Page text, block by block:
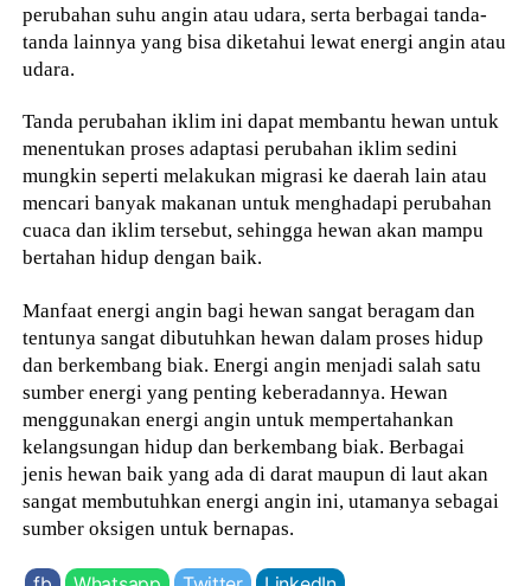
perubahan suhu angin atau udara, serta berbagai tanda-
tanda lainnya yang bisa diketahui lewat energi angin atau
udara.
Tanda perubahan iklim ini dapat membantu hewan untuk
menentukan proses adaptasi perubahan iklim sedini
mungkin seperti melakukan migrasi ke daerah lain atau
mencari banyak makanan untuk menghadapi perubahan
cuaca dan iklim tersebut, sehingga hewan akan mampu
bertahan hidup dengan baik.
Manfaat energi angin bagi hewan sangat beragam dan
tentunya sangat dibutuhkan hewan dalam proses hidup
dan berkembang biak. Energi angin menjadi salah satu
sumber energi yang penting keberadannya. Hewan
menggunakan energi angin untuk mempertahankan
kelangsungan hidup dan berkembang biak. Berbagai
jenis hewan baik yang ada di darat maupun di laut akan
sangat membutuhkan energi angin ini, utamanya sebagai
sumber oksigen untuk bernapas.